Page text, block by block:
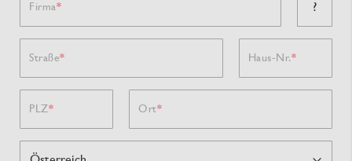
Firma ?
Straße Haus-Nr.
PLZ Ort